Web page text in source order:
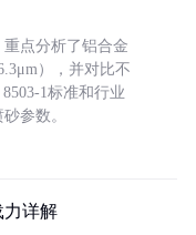
点分析了铝合金
），并对比不
1标准和行业
参数。
力详解